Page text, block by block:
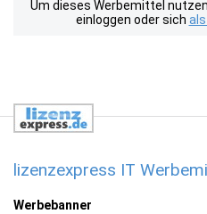
Um dieses Werbemittel
einloggen oder sich
lizenzexpress IT
Werbebanner